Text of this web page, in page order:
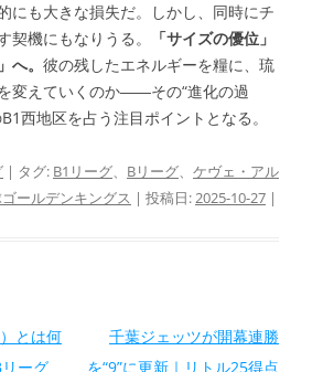
にも大きな損失だ。しかし、同時にチ
契機にもなりうる。
「サイズの優位」
へ。 彼の残したエネルギーを糧に、琉
変えていくのか――その“進化の過
西地区を占う注目ポイントとなる。
| タグ: B1リーグ、 Bリーグ、 ケヴェ・アル
ールデンキングス | 投稿日:2025-10-27 |
とは何
ーグ、
千葉ジェッツが開幕連勝
を“9”に更新｜リトル25得点